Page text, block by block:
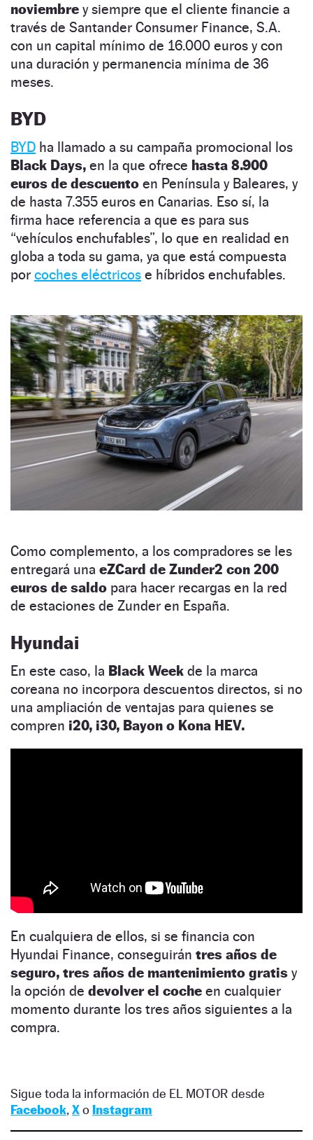
noviembre y siempre que el cliente financie a
través de Santander Consumer Finance, S.A.
con un capital mínimo de 16.000 euros y con
una duración y permanencia mínima de 36
meses.
BYD
BYD ha llamado a su campaña promocional los
Black Days, en la que ofrece hasta 8.900
euros de descuento en Península y Baleares, y
de hasta 7.355 euros en Canarias. Eso sí, la
firma hace referencia a que es para sus
“vehículos enchufables”, lo que en realidad en
globa a toda su gama, ya que está compuesta
por coches eléctricos e híbridos enchufables.
Como complemento, a los compradores se les
entregará una eZCard de Zunder2 con 200
euros de saldo para hacer recargas en la red
de estaciones de Zunder en España.
Hyundai
En este caso, la Black Week de la marca
coreana no incorpora descuentos directos, si no
una ampliación de ventajas para quienes se
compren i20, i30, Bayon o Kona HEV.
En cualquiera de ellos, si se financia con
Hyundai Finance, conseguirán tres años de
seguro, tres años de mantenimiento gratis y
la opción de devolver el coche en cualquier
momento durante los tres años siguientes a la
compra.
Sigue toda la información de EL MOTOR desde
Facebook, Xo Instagram